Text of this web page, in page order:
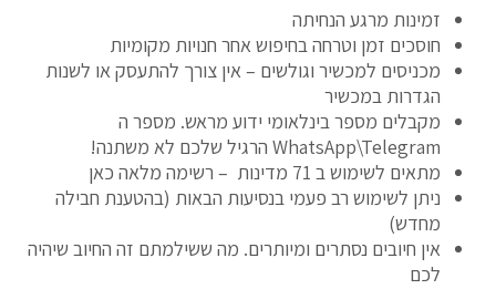
זמינות מרגע הנחיתה
חוסכים זמן וטרחה בחיפוש אחר חנויות מקומיות
מכניסים למכשיר וגולשים – אין צורך להתעסק או לשנות
הגדרות במכשיר
מקבלים מספר בינלאומי ידוע מראש. מספר ה
WhatsApp\Telegram הרגיל שלכם לא משתנה!
מתאים לשימוש ב 71 מדינות – רשימה מלאה
כאן
ניתן לשימוש רב פעמי בנסיעות הבאות (בהטענת חבילה
מחדש)
אין חיובים נסתרים ומיותרים. מה ששילמתם זה החיוב שיהיה
לכם